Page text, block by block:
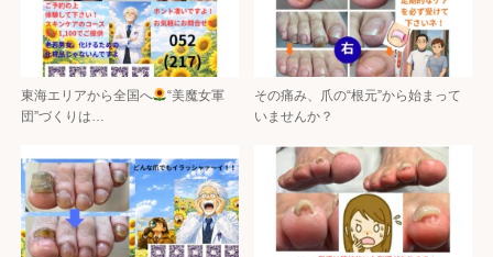
東海エリアから全国へ
“美魔女軍
団”づくりは…
その痛み、爪の“根元”から始まって
いませんか？